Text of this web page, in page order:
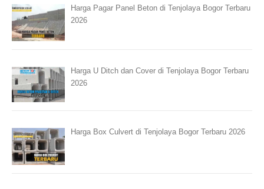
Harga Pagar Panel Beton di Tenjolaya Bogor Terbaru
2026
Harga U Ditch dan Cover di Tenjolaya Bogor Terbaru
2026
Harga Box Culvert di Tenjolaya Bogor Terbaru 2026